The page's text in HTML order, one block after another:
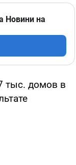
Новини на
тыс. домов в